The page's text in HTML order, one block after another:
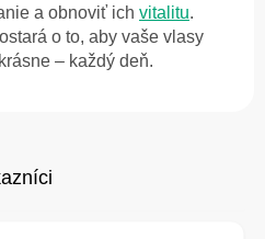
a obnoviť ich vitalitu.
o to, aby vaše vlasy
– každý deň.